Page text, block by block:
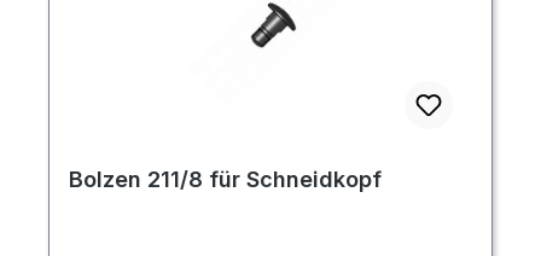
Bolzen 211/8 für Schneidkopf